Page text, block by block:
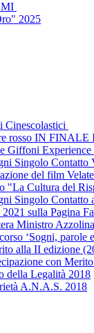
2025
Cinescolastici
rosso IN
Giffoni Experience
Singolo
del film
"La Cultura del
Singolo Contatto
sulla Pagina
Ministro Azzolina
‘Sogni,
alla II edizione
con
della Legalità 2018
A.N.A.S. 2018